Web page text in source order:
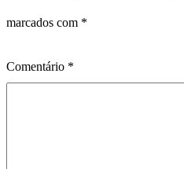
marcados com *
Comentário *